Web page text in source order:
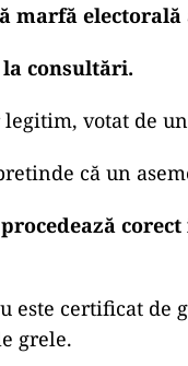
marfă
consultări.
votat de
că un
este certificat de
grele.